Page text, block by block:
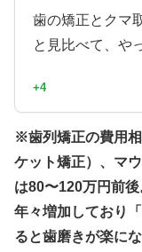
歯の矯正とクマ
と見比べて、や
+4
※歯列矯正の費用
ケット矯正）、マ
は80〜120万円前
年々増加しており
ると歯磨きが楽に